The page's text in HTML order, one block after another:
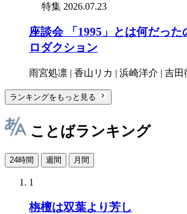
特集 2026.07.23
座談会 「1995」とは何だっ
ロダクション
雨宮処凛 | 香山リカ | 浜崎洋介 | 吉田
ランキングをもっと見る
ことばランキング
24時間 週間 月間
1
栴檀は双葉より芳し